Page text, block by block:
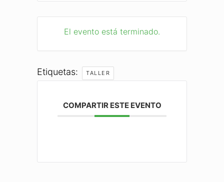
El evento está terminado.
Etiquetas: TALLER
COMPARTIR ESTE EVENTO